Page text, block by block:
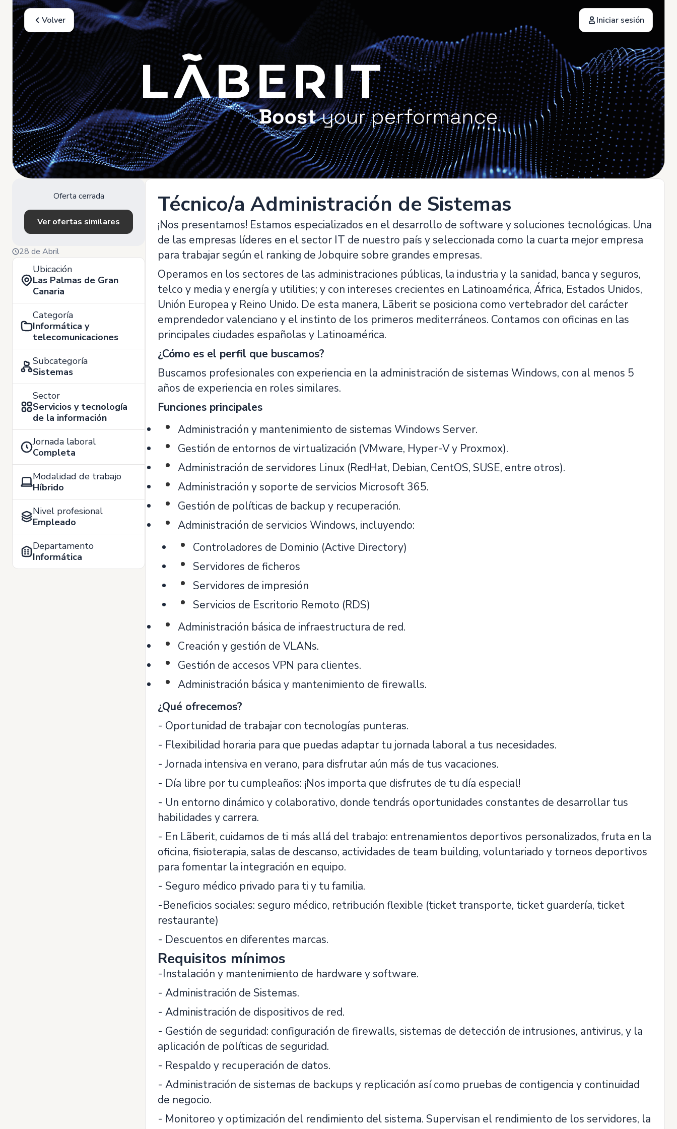
Volver Iniciar sesión
Oferta cerrada
Ver ofertas similares
28 de Abril
Ubicación
Las Palmas de Gran
Canaria
Categoría
Informática y
telecomunicaciones
Subcategoría
Sistemas
Sector
Servicios y tecnología
de la información
Jornada laboral
Completa
Modalidad de trabajo
Híbrido
Nivel profesional
Empleado
Departamento
Informática
Técnico/a Administración de Sistemas
¡Nos presentamos! Estamos especializados en el desarrollo de software y soluciones tecnológicas. Una
de las empresas líderes en el sector IT de nuestro país y seleccionada como la cuarta mejor empresa
para trabajar según el ranking de Jobquire sobre grandes empresas.
Operamos en los sectores de las administraciones públicas, la industria y la sanidad, banca y seguros,
telco y media y energía y utilities; y con intereses crecientes en Latinoamérica, África, Estados Unidos,
Unión Europea y Reino Unido. De esta manera, Lãberit se posiciona como vertebrador del carácter
emprendedor valenciano y el instinto de los primeros mediterráneos. Contamos con oficinas en las
principales ciudades españolas y Latinoamérica.
¿Cómo es el perfil que buscamos?
Buscamos profesionales con experiencia en la administración de sistemas Windows, con al menos 5
años de experiencia en roles similares.
Funciones principales
Administración y mantenimiento de sistemas Windows Server.
Gestión de entornos de virtualización (VMware, Hyper-V y Proxmox).
Administración de servidores Linux (RedHat, Debian, CentOS, SUSE, entre otros).
Administración y soporte de servicios Microsoft 365.
Gestión de políticas de backup y recuperación.
Administración de servicios Windows, incluyendo:
Controladores de Dominio (Active Directory)
Servidores de ficheros
Servidores de impresión
Servicios de Escritorio Remoto (RDS)
Administración básica de infraestructura de red.
Creación y gestión de VLANs.
Gestión de accesos VPN para clientes.
Administración básica y mantenimiento de firewalls.
¿Qué ofrecemos?
- Oportunidad de trabajar con tecnologías punteras.
- Flexibilidad horaria para que puedas adaptar tu jornada laboral a tus necesidades.
- Jornada intensiva en verano, para disfrutar aún más de tus vacaciones.
- Día libre por tu cumpleaños: ¡Nos importa que disfrutes de tu día especial!
- Un entorno dinámico y colaborativo, donde tendrás oportunidades constantes de desarrollar tus
habilidades y carrera.
- En Lãberit, cuidamos de ti más allá del trabajo: entrenamientos deportivos personalizados, fruta en la
oficina, fisioterapia, salas de descanso, actividades de team building, voluntariado y torneos deportivos
para fomentar la integración en equipo.
- Seguro médico privado para ti y tu familia.
-Beneficios sociales: seguro médico, retribución flexible (ticket transporte, ticket guardería, ticket
restaurante)
- Descuentos en diferentes marcas.
Requisitos mínimos
-Instalación y mantenimiento de hardware y software.
- Administración de Sistemas.
- Administración de dispositivos de red.
- Gestión de seguridad: configuración de firewalls, sistemas de detección de intrusiones, antivirus, y la
aplicación de políticas de seguridad.
- Respaldo y recuperación de datos.
- Administración de sistemas de backups y replicación así como pruebas de contigencia y continuidad
de negocio.
- Monitoreo y optimización del rendimiento del sistema. Supervisan el rendimiento de los servidores, la